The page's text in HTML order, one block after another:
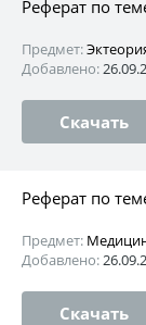
Реферат по
Предмет:
Добавлено:
Скачать
Реферат по
Предмет:
Добавлено:
Скачать